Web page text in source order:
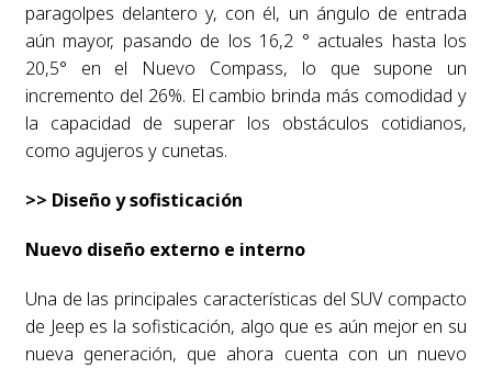
paragolpes delantero y, con él, un ángulo de entrada
aún mayor, pasando de los 16,2 ° actuales hasta los
20,5° en el Nuevo Compass, lo que supone un
incremento del 26%. El cambio brinda más comodidad y
la capacidad de superar los obstáculos cotidianos,
como agujeros y cunetas.
>> Diseño y sofisticación
Nuevo diseño externo e interno
Una de las principales características del SUV compacto
de Jeep es la sofisticación, algo que es aún mejor en su
nueva generación, que ahora cuenta con un nuevo